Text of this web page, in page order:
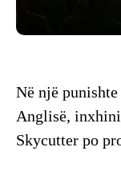
Në një
Anglisë,
Skycutter po